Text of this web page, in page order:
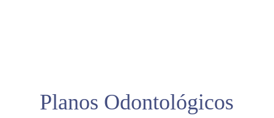
Planos Odontológicos